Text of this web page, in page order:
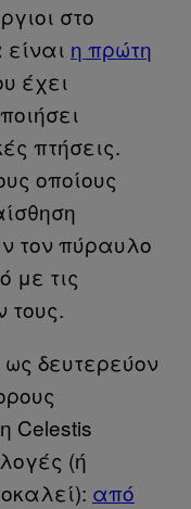
στο
η πρώτη
έχει
πτήσεις.
οποίους
τον πύραυλο
με τις
τους.
δευτερεύον
Celestis
(ή
από